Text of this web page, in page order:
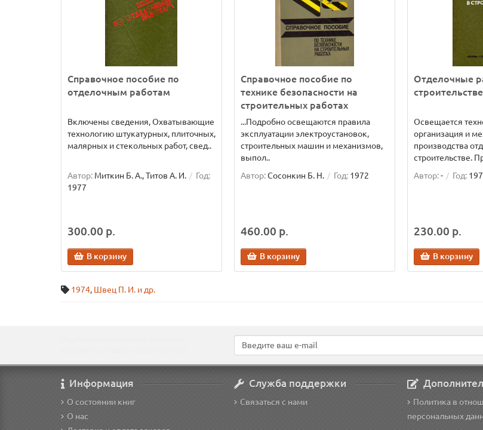
Справочное пособие по
отделочным работам
Включены сведения, Охватывающие
технологию штукатурных, плиточных,
малярных и стекольных работ, свед..
Автор: Миткин Б. А., Титов А. И.
Год:
1977
300.00 р.
В корзину
Справочное пособие по
технике безопасности на
строительных работах
...Подробно освещаются правила
эксплуатации электроустановок,
строительных машин и механизмов,
выпол..
Автор:Сосонкин Б. Н. Год: 1972
460.00 р.
В корзину
Отделочные
строительстве
Освещается
организация и
производства
строительстве.
Автор:- Год:
230.00 р.
В корзину
1974, Швец П. И. и др.
Информация
О состоянии книг
О нас
Служба поддержки
Связаться с нами
Политика в
персональных